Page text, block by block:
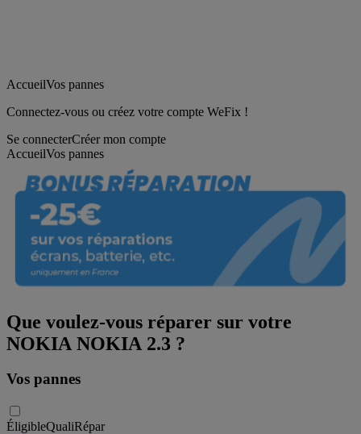
AccueilVos pannes
Connectez-vous ou créez votre compte WeFix !
Se connecterCréer mon compte
AccueilVos pannes
Que voulez-vous réparer sur votre
NOKIA NOKIA 2.3 ?
Vos pannes
ÉligibleQualiRépar